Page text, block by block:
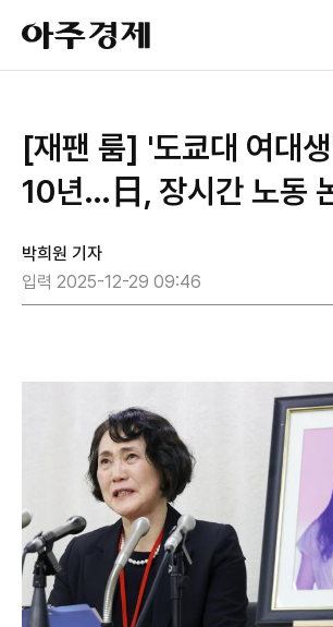
아
주
경
[재팬 룸] '도쿄대 여대
10년…日, 장시간 노동
박희원 기자
입력 2025-12-29 09:46